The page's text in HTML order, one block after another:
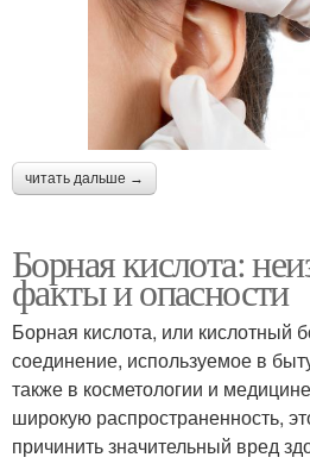
читать дальше →
Борная кислота:
факты и опасности
Борная кислота, или кислотный
соединение, используемое в
также в косметологии и
широкую распространенность,
причинить значительный вред